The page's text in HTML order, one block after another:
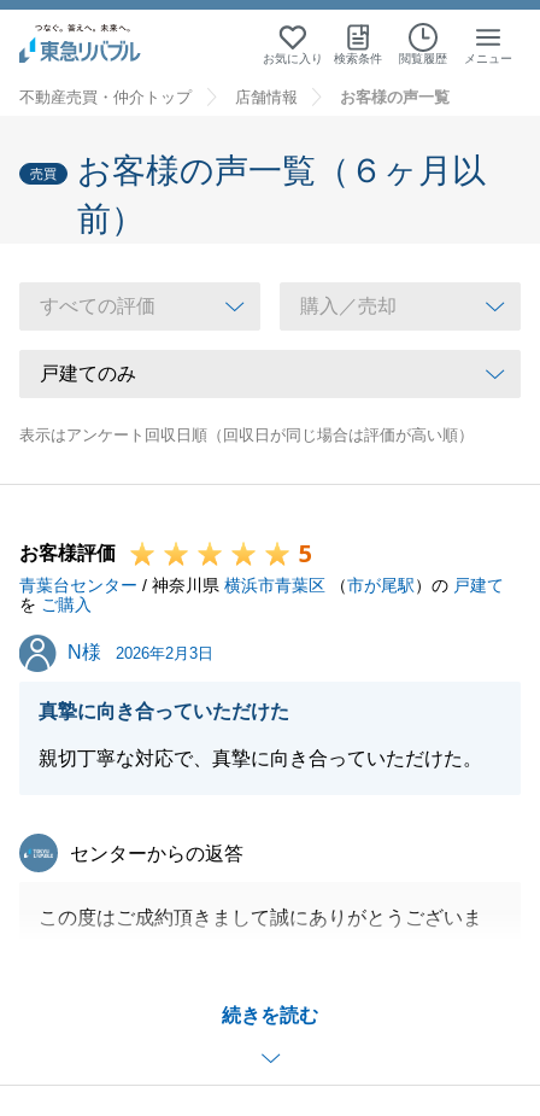
お気に入り 検索条件 閲覧履歴 メニュー
不動産売買・仲介トップ 店舗情報 お客様の声一覧
売買
お客様の声一覧（６ヶ月以
前）
表示はアンケート回収日順（回収日が同じ場合は評価が高い順）
お客様評価 5
青葉台センター / 神奈川県 横浜市青葉区 （市が尾駅）の 戸建て
を ご購入
N様
N様 2026年2月3日
真摯に向き合っていただけた
親切丁寧な対応で、真摯に向き合っていただけた。
続きを読む
東急リバブル
センターからの返答
この度はご成約頂きまして誠にありがとうございま
ていたことはお察しいたしますが、他にも検討されて
いる方がいらっしゃったため、最後は焦らすような感
じになってしまい申し訳ございませんでした。